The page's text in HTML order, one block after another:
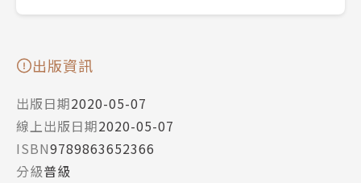
出版資訊
出版日期2020-05-07
線上出版日期2020-05-07
ISBN9789863652366
分級普級